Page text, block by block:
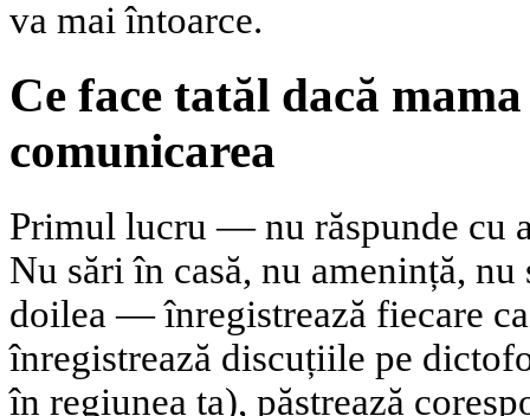
va mai întoarce.
Ce face tatăl dacă
comunicarea
Primul lucru — nu răspunde cu
Nu sări în casă, nu amenință,
doilea — înregistrează fiecare
înregistrează discuțiile pe
în regiunea ta), păstrează